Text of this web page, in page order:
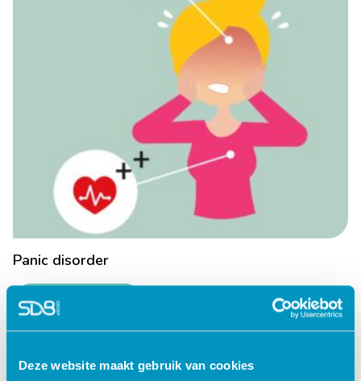
Deze website maakt gebruik van cookies
Panic disorder
Lees verder